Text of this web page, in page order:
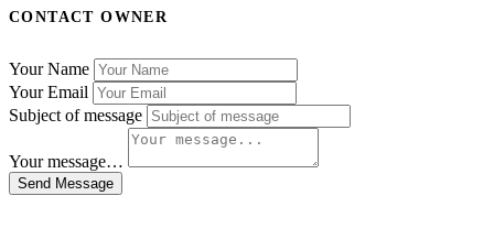
CONTACT OWNER
Your Name
Your Email
Subject of message
Your message…
Send Message